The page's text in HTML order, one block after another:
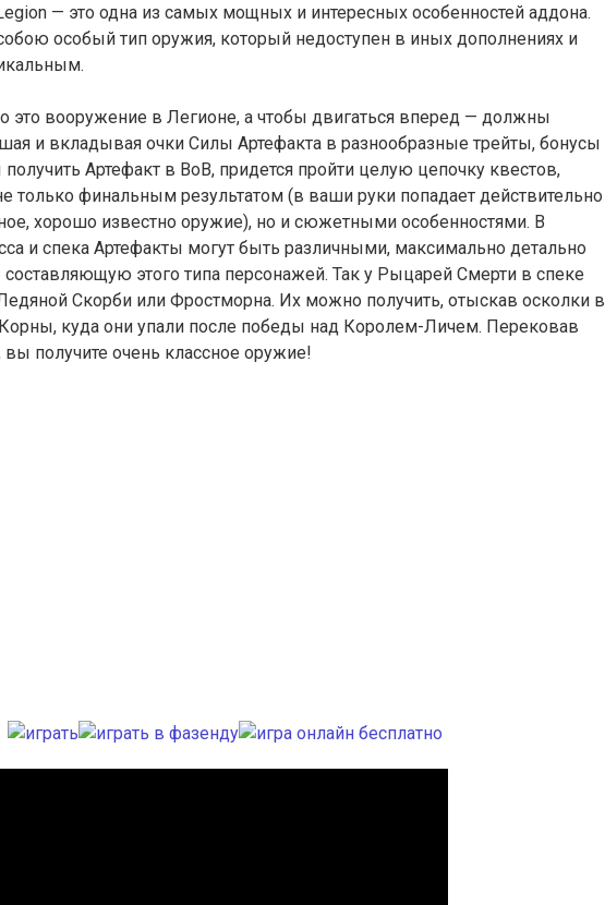
— это одна из самых мощных и интересных особенностей аддона.
особый тип оружия, который недоступен в иных дополнениях и
это вооружение в Легионе, а чтобы двигаться вперед — должны
и вкладывая очки Силы Артефакта в разнообразные трейты, бонусы
Артефакт в ВоВ, придется пройти целую цепочку квестов,
только финальным результатом (в ваши руки попадает действительно
хорошо известно оружие), но и сюжетными особенностями. В
и спека Артефакты могут быть различными, максимально детально
этого типа персонажей. Так у Рыцарей Смерти в спеке
Скорби или Фростморна. Их можно получить, отыскав осколки в
куда они упали после победы над Королем-Личем. Перековав
получите очень классное оружие!